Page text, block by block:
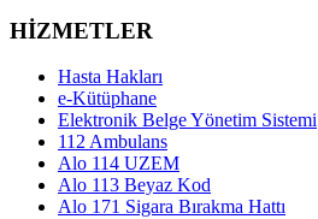
HİZMETLER
Hasta Hakları
e-Kütüphane
Elektronik Belge Yönetim Sistemi
112 Ambulans
Alo 114 UZEM
Alo 113 Beyaz Kod
Alo 171 Sigara Bırakma Hattı